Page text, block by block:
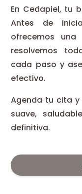
En Cedapiel, tu
Antes de
ofrecemos una
resolvemos
cada paso y
efectivo.
Agenda tu cita
suave,
definitiva.